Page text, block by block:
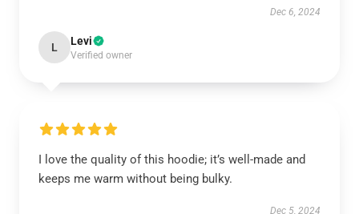
Dec 6, 2024
L Levi
Verified owner
I love the quality of this hoodie; it’s well-made and
keeps me warm without being bulky.
Dec 5, 2024